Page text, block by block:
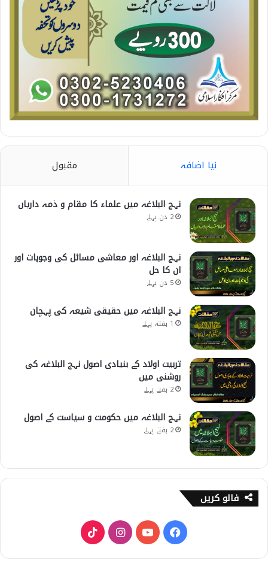
نیا اضافہ مقبول
نہج البلاغہ میں علماء کا مقام و ذمہ داریاں
2 دن پہلے
نہج البلاغہ اور معاشی مسائل کی وجوہات اور
ان کا حل
5 دن پہلے
نہج البلاغہ میں حقیقی شیعہ کی پہچان
1 ہفتہ پہلے
تربیت اولاد کے بنیادی اصول نہج البلاغہ کی
روشنی میں
2 ہفتے پہلے
نہج البلاغہ میں حکومت و سیاست کے اصول
2 ہفتے پہلے
فالو کریں
F
a
Y
o
n
T
i